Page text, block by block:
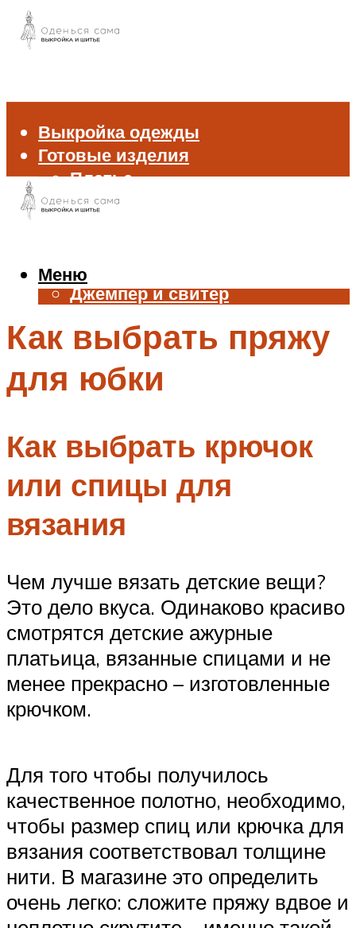
Выкройка одежды
Готовые изделия
Платье
Брюки
Жилет
Джемпер и свитер
Аксессуары
Меню
Меню
Как выбрать пряжу
для юбки
Как выбрать крючок
или спицы для
вязания
Чем лучше вязать детские вещи?
Это дело вкуса. Одинаково красиво
смотрятся детские ажурные
платьица, вязанные спицами и не
менее прекрасно – изготовленные
крючком.
Для того чтобы получилось
качественное полотно, необходимо,
чтобы размер спиц или крючка для
вязания соответствовал толщине
нити. В магазине это определить
очень легко: сложите пряжу вдвое и